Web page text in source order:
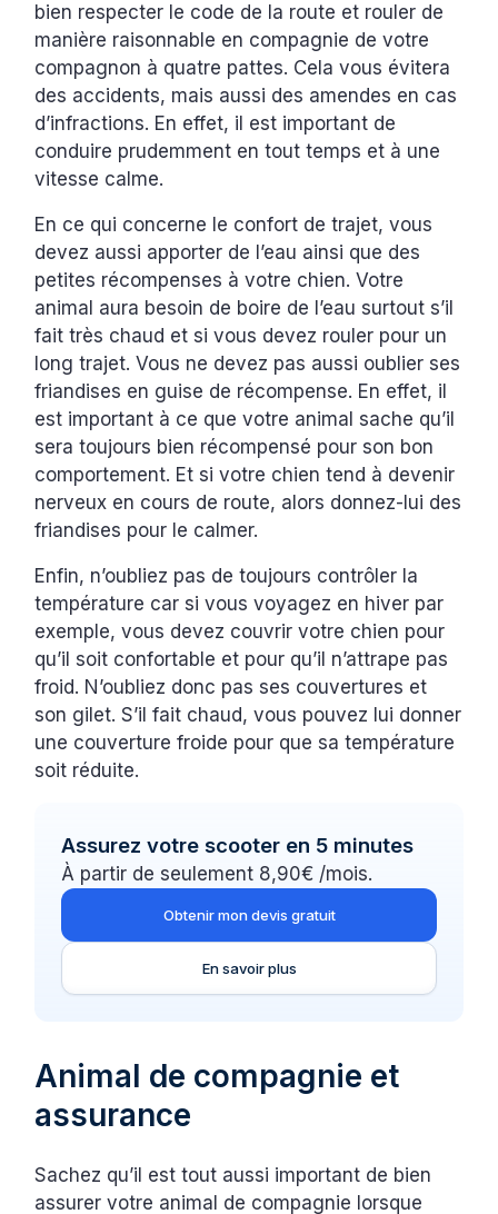
bien respecter le code de la route et rouler de
manière raisonnable en compagnie de votre
compagnon à quatre pattes. Cela vous évitera
des accidents, mais aussi des amendes en cas
d’infractions. En effet, il est important de
conduire prudemment en tout temps et à une
vitesse calme.
En ce qui concerne le confort de trajet, vous
devez aussi apporter de l’eau ainsi que des
petites récompenses à votre chien. Votre
animal aura besoin de boire de l’eau surtout s’il
fait très chaud et si vous devez rouler pour un
long trajet. Vous ne devez pas aussi oublier ses
friandises en guise de récompense. En effet, il
est important à ce que votre animal sache qu’il
sera toujours bien récompensé pour son bon
comportement. Et si votre chien tend à devenir
nerveux en cours de route, alors donnez-lui des
friandises pour le calmer.
Enfin, n’oubliez pas de toujours contrôler la
température car si vous voyagez en hiver par
exemple, vous devez couvrir votre chien pour
qu’il soit confortable et pour qu’il n’attrape pas
froid. N’oubliez donc pas ses couvertures et
son gilet. S’il fait chaud, vous pouvez lui donner
une couverture froide pour que sa température
soit réduite.
Assurez votre scooter en 5 minutes
À partir de seulement 8,90€ /mois.
Obtenir mon devis gratuit
En savoir plus
Animal de compagnie et
assurance
Sachez qu’il est tout aussi important de bien
assurer votre animal de compagnie lorsque